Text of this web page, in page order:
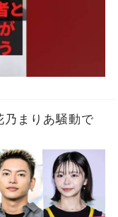
乃まりあ騒動で